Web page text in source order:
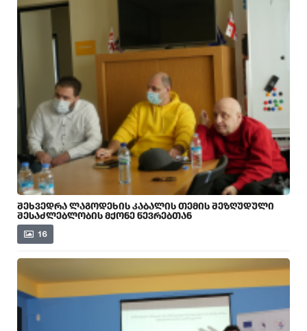
ᲨᲔᲮᲕᲔᲓᲠᲐ ᲚᲐᲒᲝᲓᲔᲮᲘᲡ ᲙᲐᲑᲐᲚᲘᲡ ᲗᲔᲛᲘᲡ ᲨᲔᲖᲦᲣᲓᲣᲚᲘ
ᲨᲔᲡᲐᲫᲚᲔᲑᲚᲝᲑᲘᲡ ᲛᲥᲝᲜᲔ ᲬᲔᲕᲠᲔᲑᲗᲐᲜ
16